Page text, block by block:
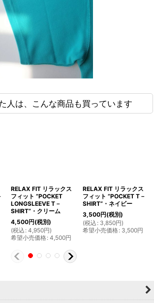
人は、こんな商品も買っています
RELAX FIT リラックス
フィット ”POCKET
LONGSLEEVE T－
SHIRT”・クリーム
4,500円(税別)
(税込 : 4,950円)
希望小売価格: 4,500円
RELAX FIT リラックス
フィット ”POCKET T－
SHIRT”・ネイビー
3,500円(税別)
(税込 : 3,850円)
希望小売価格: 3,500円